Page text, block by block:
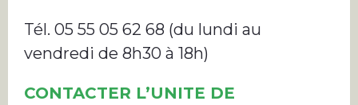
Tél. 05 55 05 62 68 (du lundi au
vendredi de 8h30 à 18h)
CONTACTER L’UNITE DE